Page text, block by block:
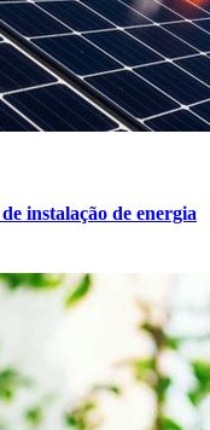
instalação de energia